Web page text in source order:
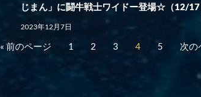
じまん」に闘牛戦士ワイドー登場☆（12/17
2023年12月7日
« 前のページ 1 2 3 4 5 次の